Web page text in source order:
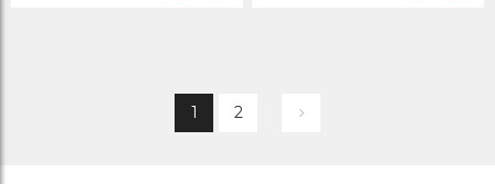
1 2